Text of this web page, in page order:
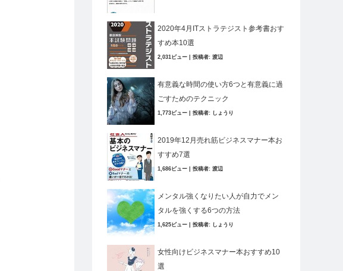
2020年4月ITストラテジスト参考書おす
すめ本10選
2,031ビュー 投稿者: 渡辺
有意義な時間の使い方6つと有意義に過
ごすためのテクニック
1,773ビュー 投稿者: しょうり
2019年12月売れ筋ビジネスマナー本お
すすめ7選
1,686ビュー 投稿者: 渡辺
メンタル強くなりたい人が自力でメン
タルを強くする6つの方法
1,625ビュー 投稿者: しょうり
女性向けビジネスマナー本おすすめ10
選